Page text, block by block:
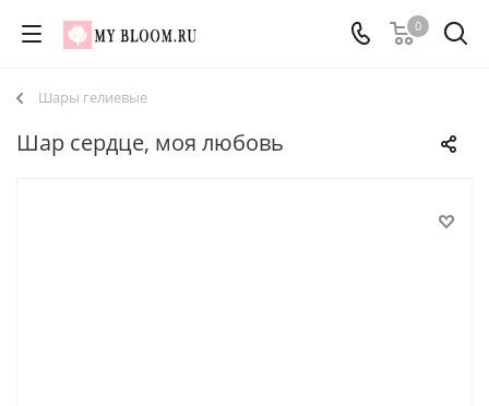
0
Шары гелиевые
Шар сердце, моя любовь